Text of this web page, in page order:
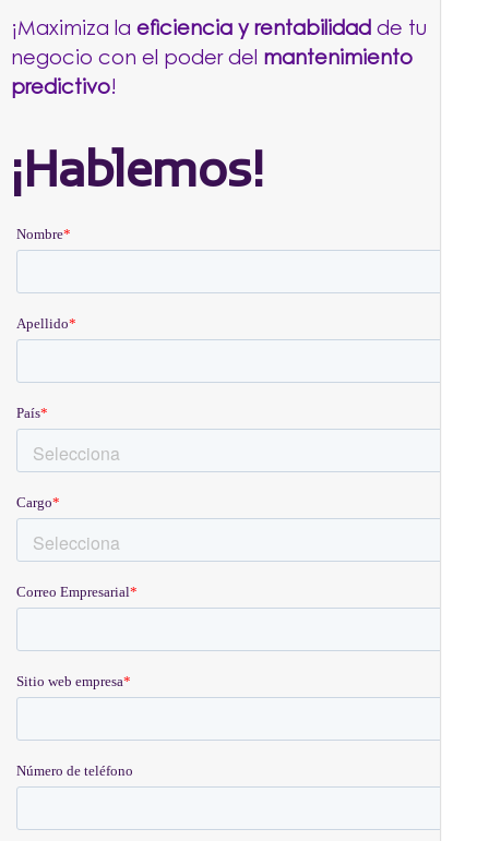
¡Maximiza la eficiencia y rentabilidad de tu
negocio con el poder del mantenimiento
predictivo!
¡Hablemos!